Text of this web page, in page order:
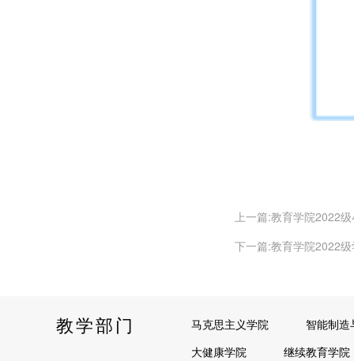
上一篇:教育学院2022
下一篇:教育学院2022
教学部门 马克思主义学院
智能制造
大健康学院
继续教育学院